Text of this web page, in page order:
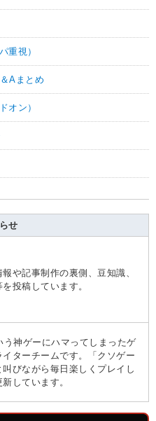
重視）
Aまとめ
オン）
せ
や記事制作の裏側、豆知識、
投稿しています。
う神ゲーにハマってしまったゲ
イターチームです。「クソゲー
びながら毎日楽しくプレイし
しています。